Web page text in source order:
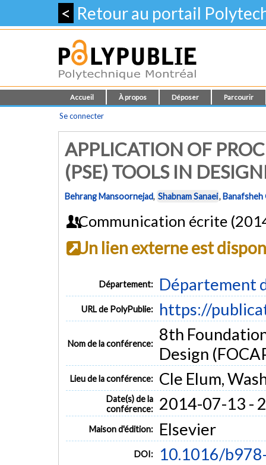
< Retour au portail
Accueil À propos Déposer Parcourir
Se connecter
APPLICATION OF
(PSE) TOOLS IN
Behrang Mansoornejad, Shabnam Sanaei,Banafsheh
Communication écrite
Un lien externe est
Département: Département
URL de PolyPublie: https://
Nom de la conférence:
8th
Design
Lieu de la conférence: Cle Elum,
Date(s) de la
conférence:
2014-07-13 -
Maison d'édition: Elsevier
DOI: 10.1016/